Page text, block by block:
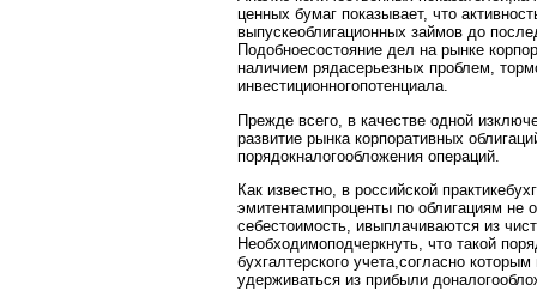
ценных бумаг показывает, что
выпускеоблигационных займов до
Подобноесостояние дел на рынке
наличием рядасерьезных проблем,
инвестиционногопотенциала.
Прежде всего, в качестве одной
развитие рынка корпоративных
порядокналогообложения операций.
Как известно, в российской
эмитентамипроценты по облигациям не
себестоимость, ивыплачиваются из
Необходимоподчеркнуть, что такой
бухгалтерского учета,согласно
удерживаться из прибыли